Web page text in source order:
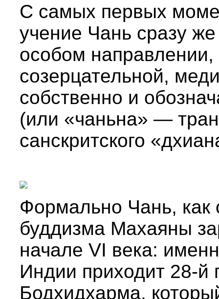
С самых первых
учение Чань сразу
особом
созерцательной,
собственно и
(или «чаньна» —
санскритского
Формально Чань, как
буддизма Махаяны
начале VI века:
Индии приходит 28-й
Бодхидхарма,